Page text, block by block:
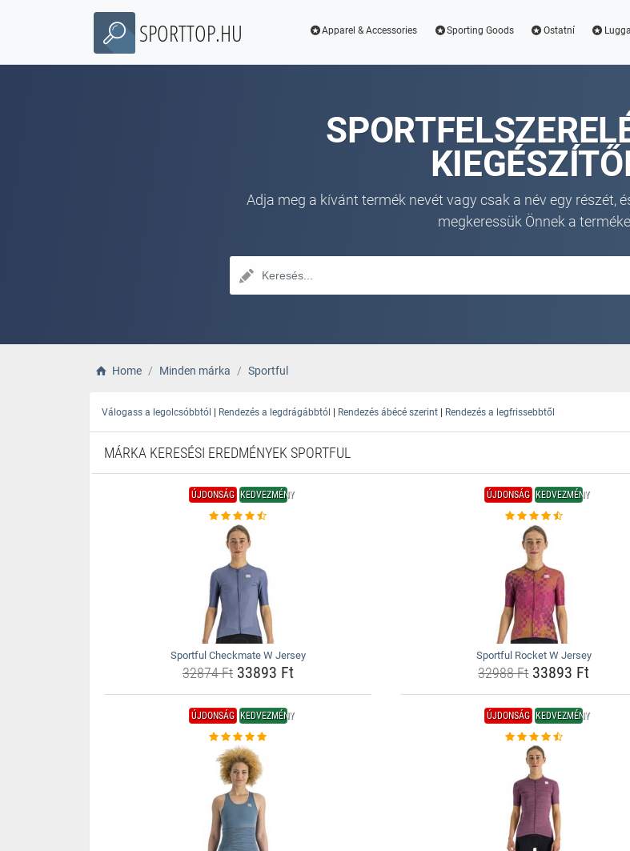
SPORTTOP.HU Apparel & Accessories Sporting Goods Ostatní
Adja meg a kívánt termék nevét vagy csak a név egy részét,
megkeressük Önnek a
Home Minden márka Sportful
Válogass a legolcsóbbtól | Rendezés a legdrágábbtól | Rendezés ábécé szerint | Rendezés a legfrissebbtől
MÁRKA KERESÉSI EREDMÉNYEK SPORTFUL
ÚJDONSÁG KEDVEZMÉNY
Sportful Checkmate W Jersey
32874 Ft33893 Ft
ÚJDONSÁG KEDVEZMÉNY
Sportful Rocket W Jersey
32988 Ft33893 Ft
ÚJDONSÁG KEDVEZMÉNY ÚJDONSÁG KEDVEZMÉNY